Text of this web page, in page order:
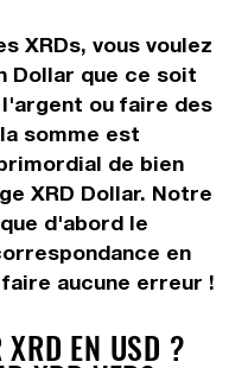
XRDs, vous voulez
Dollar que ce soit
l'argent ou faire des
somme est
de bien
XRD Dollar. Notre
d'abord le
en
aucune erreur !
XRD EN USD ?